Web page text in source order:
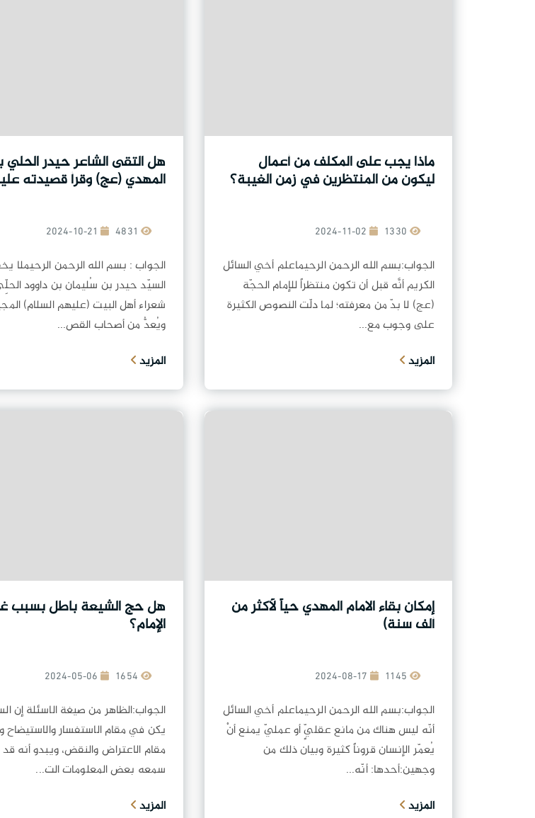
ماذا يجب على المكلف من أعمال
ليكون من المنتظرين في زمن الغيبة؟
2024-11-02
الجواب:بسم الله الرحمن الرحيماعلم أخي السائل
الكريم أنَّه قبل أن تكون منتظراً للإمام الحجّة
(عج) لا بدّ من معرفته؛ لما دلّت النصوص الكثيرة
على وجوب مع...
المزيد
هل التقى الشاعر حيدر الحلي
المهدي (عج) وقرأ قصيدته
2024-10-21
الجواب : بسم الله الرحمن الرحيملا
السيّد حيدر بن سُليمان بن داوود
شعراء أهل البيت (عليهم السلام)
ويُعدُّ من أصحاب القص...
المزيد
إمكان بقاء الامام المهدي حياً لأكثر من
ألف سنة)
2024-08-17
الجواب:بسم الله الرحمن الرحيماعلم أخي السائل
أنّه ليس هناك من مانع عقليٍّ أو عمليّ يمنع أنْ
يُعمّر الإنسان قروناً كثيرة وبيان ذلك من
وجهين:أحدها: أنّه...
المزيد
هل حج الشيعة باطل بسبب
الإمام؟
2024-05-06
الجواب:الظاهر من صيغة الاسئلة إن
يكن في مقام الاستفسار والاستيضاح
مقام الاعتراض والنقض، ويبدو أنه
سمعه بعض المعلومات الت...
المزيد